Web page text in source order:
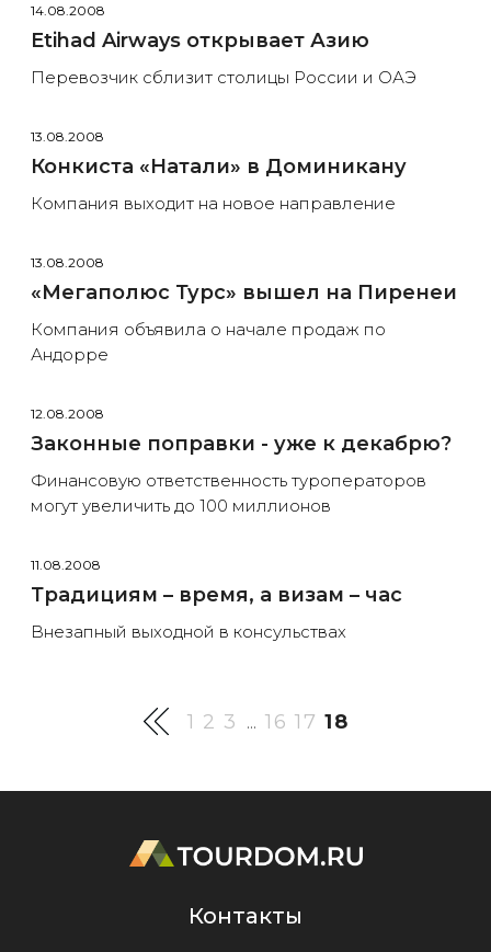
14.08.2008
Etihad Airways открывает Азию
Перевозчик сблизит столицы России и ОАЭ
13.08.2008
Конкиста «Натали» в Доминикану
Компания выходит на новое направление
13.08.2008
«Мегаполюс Турс» вышел на Пиренеи
Компания объявила о начале продаж по
Андорре
12.08.2008
Законные поправки - уже к декабрю?
Финансовую ответственность туроператоров
могут увеличить до 100 миллионов
11.08.2008
Традициям – время, а визам – час
Внезапный выходной в консульствах
1 2 3 ... 16 17 18
Контакты